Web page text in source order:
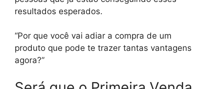
resultados esperados.
“Por que você vai adiar a compra de um
produto que pode te trazer tantas vantagens
agora?”